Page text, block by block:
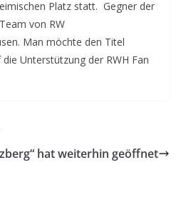
Platz statt. Gegner der
von RW
Man möchte den Titel
Unterstützung der RWH Fan
hat weiterhin geöffnet